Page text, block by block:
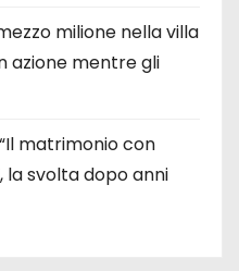
milione nella villa
azione mentre gli
matrimonio con
la svolta dopo anni